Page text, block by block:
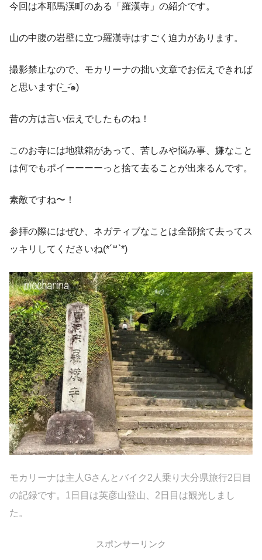
今回は本耶馬渓町のある「羅漢寺」の紹介です。
山の中腹の岩壁に立つ羅漢寺はすごく迫力があります。
撮影禁止なので、モカリーナの拙い文章でお伝えできれば
と思います(-᷅_-᷄๑)
昔の方は言い伝えでしたものね！
このお寺には地獄箱があって、苦しみや悩み事、嫌なこと
は何でもポイーーーーっと捨て去ることが出来るんです。
素敵ですね〜！
参拝の際にはぜひ、ネガティブなことは全部捨て去ってス
ッキリしてくださいね(*´꒳`*)
モカリーナは主人 Gさんとバイク 2 人乗り大分県旅行2 日目
の記録です。 1 日目は英彦山登山、 2 日目は観光しまし
た。
スポンサーリンク